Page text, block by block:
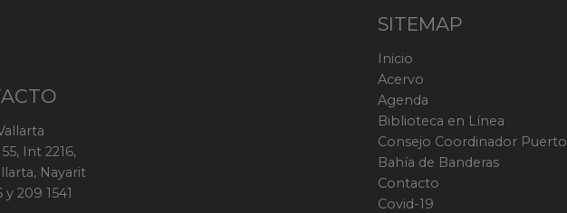
Int 2216,
Nayarit
y 209 1541
SITEMAP
Inicio
Acervo
Agenda
Biblioteca en Línea
Consejo Coordinador
Bahía de Banderas
Contacto
Covid-19